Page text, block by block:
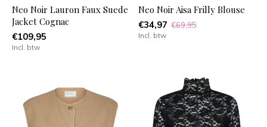
Neo Noir Lauron Faux Suede
Jacket Cognac
€109,95
Incl. btw
Neo Noir Aisa Frilly Blouse
€34,97 €69,95
Incl. btw